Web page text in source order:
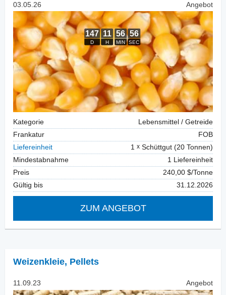
03.05.26 Angebot
Kategorie
Lebensmittel / Getreide
Frankatur
FOB
Liefereinheit
1
Schüttgut (20 Tonnen)
Mindestabnahme
1 Liefereinheit
Preis
240,00 $/Tonne
Gültig bis
31.12.2026
ZUM ANGEBOT
Weizenkleie, Pellets
11.09.23 Angebot